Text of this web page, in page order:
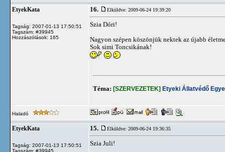
EtyekKata
Tagság: 2007-01-13 17:50:51
Tagszám: #39945
Hozzászólások: 165
16. Elküldve: 2009-06-24 19:39:20
Szia Dóri!
Nagyon szépen köszönjük nektek az újabb
Sok simi Toncsikának!
Téma: [SZERVEZETEK] Etyeki Állatvédő
Haladó
EtyekKata
Tagság: 2007-01-13 17:50:51
Tagszám: #39945
15. Elküldve: 2009-06-24 19:36:35
Szia Juli!